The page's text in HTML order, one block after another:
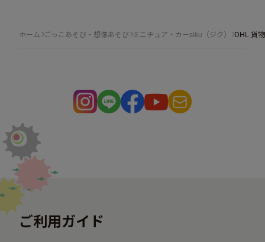
ホーム ごっこあそび・想像あそび ミニチュア・カーsiku（ジク） DHL 貨
ご利用ガイド